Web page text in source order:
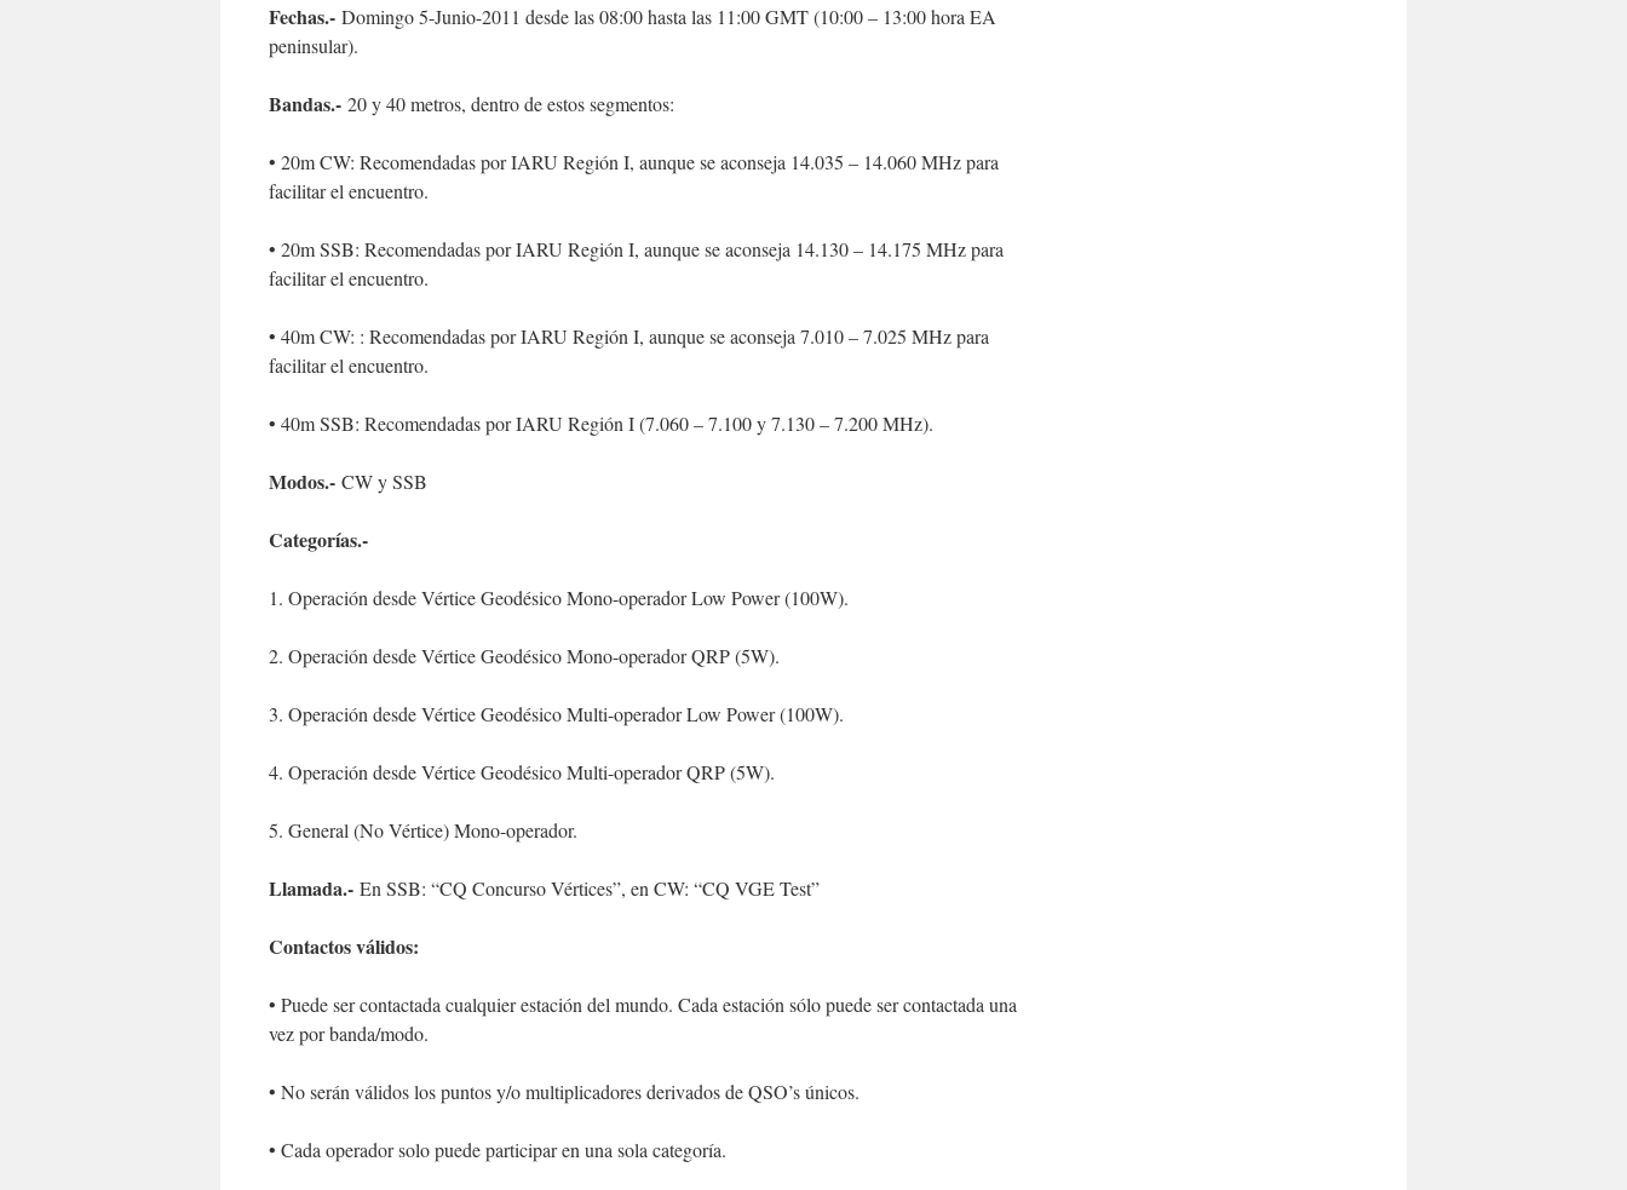
Fechas.- Domingo 5-Junio-2011 desde las 08:00 hasta las 11:00 GMT (10:00 – 13:00 hora EA
peninsular).
Bandas.- 20 y 40 metros, dentro de estos segmentos:
• 20m CW: Recomendadas por IARU Región I, aunque se aconseja 14.035 – 14.060 MHz para
facilitar el encuentro.
• 20m SSB: Recomendadas por IARU Región I, aunque se aconseja 14.130 – 14.175 MHz para
facilitar el encuentro.
• 40m CW: : Recomendadas por IARU Región I, aunque se aconseja 7.010 – 7.025 MHz para
facilitar el encuentro.
• 40m SSB: Recomendadas por IARU Región I (7.060 – 7.100 y 7.130 – 7.200 MHz).
Modos.- CW y SSB
Categorías.-
1. Operación desde Vértice Geodésico Mono-operador Low Power (100W).
2. Operación desde Vértice Geodésico Mono-operador QRP (5W).
3. Operación desde Vértice Geodésico Multi-operador Low Power (100W).
4. Operación desde Vértice Geodésico Multi-operador QRP (5W).
5. General (No Vértice) Mono-operador.
Llamada.- En SSB: “CQ Concurso Vértices”, en CW: “CQ VGE Test”
Contactos válidos:
• Puede ser contactada cualquier estación del mundo. Cada estación sólo puede ser contactada una
vez por banda/modo.
• No serán válidos los puntos y/o multiplicadores derivados de QSO’s únicos.
• Cada operador solo puede participar en una sola categoría.